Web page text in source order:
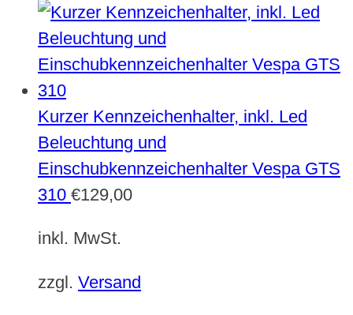
Kurzer Kennzeichenhalter, inkl. Led
Beleuchtung und
Einschubkennzeichenhalter Vespa GTS
310 €129,00
inkl. MwSt.
zzgl. Versand